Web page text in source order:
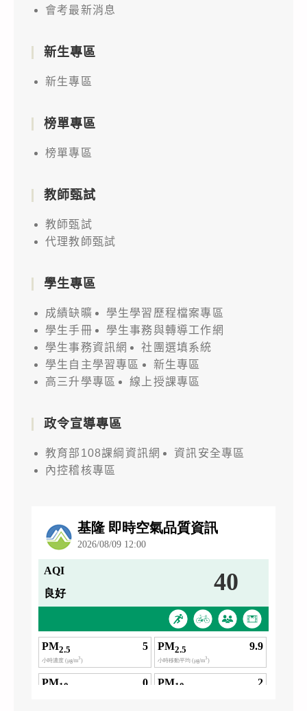
會考最新消息
新生專區
新生專區
榜單專區
榜單專區
教師甄試
教師甄試
代理教師甄試
學生專區
成績缺曠
學生學習歷程檔案專區
學生手冊
學生事務與轉導工作網
學生事務資訊網
社團選填系統
學生自主學習專區
新生專區
高三升學專區
線上授課專區
政令宣導專區
教育部108課綱資訊網
資訊安全專區
內控稽核專區